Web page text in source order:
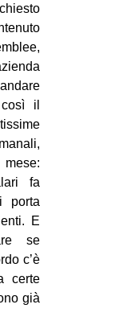
il
fa
porta
E
se
c’è
certe
già